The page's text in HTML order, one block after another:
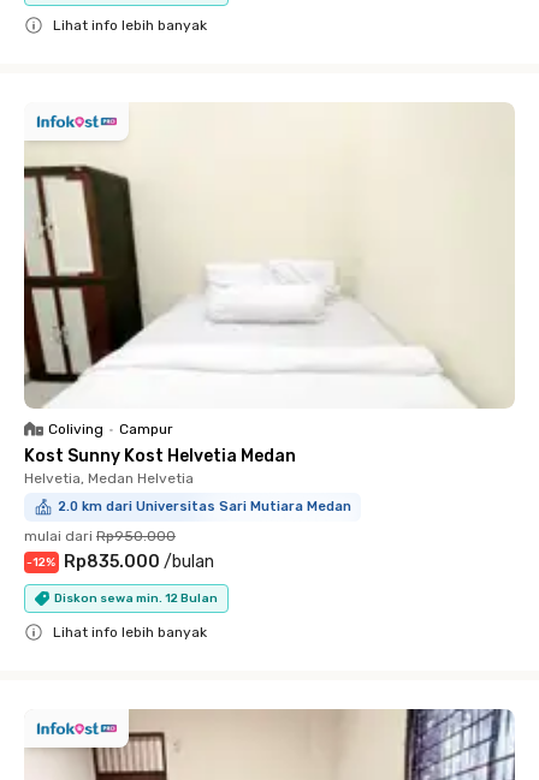
Lihat info lebih banyak
Coliving • Campur
Kost Sunny Kost Helvetia Medan
Helvetia, Medan Helvetia
2.0 km dari Universitas Sari Mutiara Medan
mulai dari Rp950.000
-12% Rp835.000 /bulan
Diskon sewa min. 12 Bulan
Lihat info lebih banyak